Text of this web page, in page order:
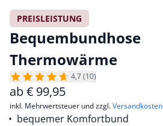
PREISLEISTUNG
Bequembundhose
Thermowärme
4,7 (10)
ab€ 99,95
inkl. Mehrwertsteuer und zzgl.Versandkosten
bequemer Komfortbund